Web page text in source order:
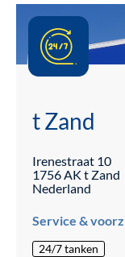
t Zand
Irenestraat 10
1756 AK t Zand
Nederland
Service &
24/7 tanken